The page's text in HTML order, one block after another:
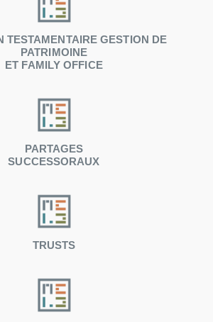
TESTAMENTAIRE GESTION DE
PATRIMOINE
ET FAMILY OFFICE
PARTAGES
SUCCESSORAUX
TRUSTS